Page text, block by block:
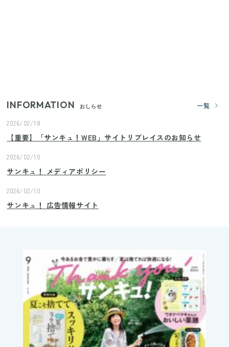
INFORMATION おしらせ
一覧
2026/02/18
【重要】「サンキュ！WEB」サイトリプレイスのお知らせ
2026/02/10
サンキュ！ メディアポリシー
2026/02/10
サンキュ！ 広告情報サイト